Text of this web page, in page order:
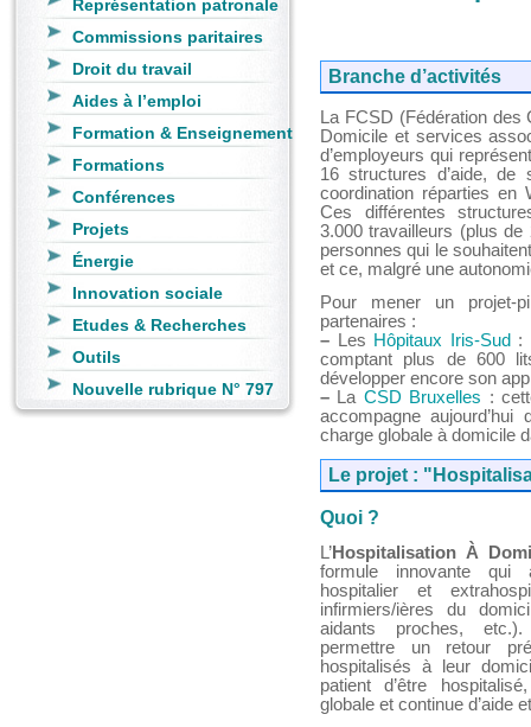
Représentation patronale
Commissions paritaires
Droit du travail
Aides à l’emploi
Formation & Enseignement
Formations
Conférences
Projets
Énergie
Innovation sociale
Etudes & Recherches
Outils
Nouvelle rubrique N° 797
Branche d’activités
La FCSD (Fédération
Domicile et services
d’employeurs qui
16 structures d’aide,
coordination réparties en
Ces différentes
3.000 travailleurs (plus
personnes qui le
et ce, malgré une
Pour mener un
partenaires :
– Les Hôpitaux Iris-Sud :
comptant plus de 600
développer encore son
– La CSD Bruxelles :
accompagne
charge globale à domicile
Le projet :
Quoi ?
L’Hospitalisation À
formule innovante qui
hospitalier et
infirmiers/ières du
aidants proches,
permettre un retour
hospitalisés à leur
patient d’être
globale et continue d’aide